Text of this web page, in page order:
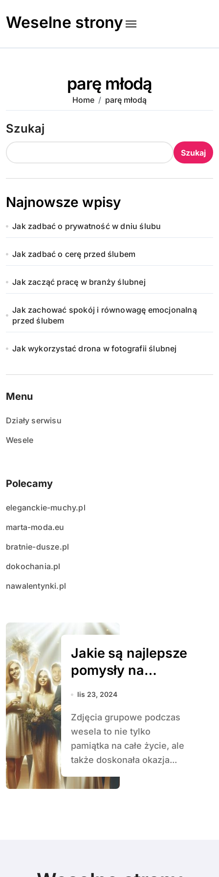
to
content
Weselne strony
parę młodą
Home parę młodą
Szukaj
Szukaj
Najnowsze wpisy
Jak zadbać o prywatność w dniu ślubu
Jak zadbać o cerę przed ślubem
Jak zacząć pracę w branży ślubnej
Jak zachować spokój i równowagę emocjonalną
przed ślubem
Jak wykorzystać drona w fotografii ślubnej
Menu
Działy serwisu
Wesele
Polecamy
eleganckie-muchy.pl
marta-moda.eu
bratnie-dusze.pl
dokochania.pl
nawalentynki.pl
Jakie są najlepsze
pomysły na
zdjęcia grupowe
lis 23, 2024
Zdjęcia grupowe podczas
wesela to nie tylko
pamiątka na całe życie, ale
także doskonała okazja...